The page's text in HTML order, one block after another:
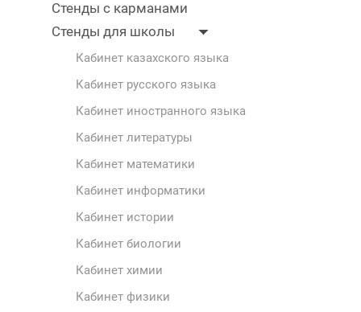
Стенды с карманами
Стенды для школы
Кабинет казахского языка
Кабинет русского языка
Кабинет иностранного языка
Кабинет литературы
Кабинет математики
Кабинет информатики
Кабинет истории
Кабинет биологии
Кабинет химии
Кабинет физики